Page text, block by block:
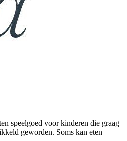
speelgoed voor kinderen die graag
geworden. Soms kan eten